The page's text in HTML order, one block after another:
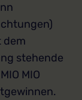
dem
stehende
MIO